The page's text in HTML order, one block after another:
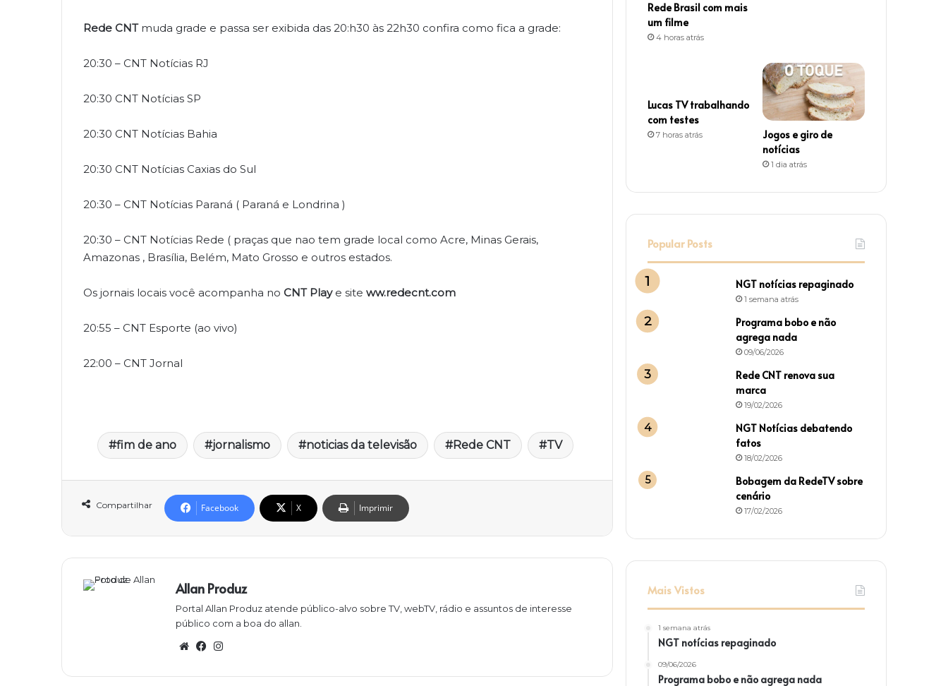
Rede CNTmuda grade e passa ser exibida das 20:h30 às 22h30 confira como fica a grade:
20:30 – CNT Notícias RJ
20:30 CNT Notícias SP
20:30 CNT Notícias Bahia
20:30 CNT Notícias Caxias do Sul
20:30 – CNT Notícias Paraná ( Paraná e Londrina )
20:30 – CNT Notícias Rede ( praças que nao tem grade local como Acre, Minas Gerais,
Amazonas , Brasília, Belém, Mato Grosso e outros estados.
Os jornais locais você acompanha no CNT Playe site ww.redecnt.com
20:55 – CNT Esporte (ao vivo)
22:00 – CNT Jornal
fim de ano jornalismo noticias da televisão Rede CNT TV
Compartilhar Facebook X Imprimir
Allan Produz
Portal Allan Produz atende público-alvo sobre TV, webTV, rádio e assuntos de interesse
público com a boa do allan.
W
sit
Fa
bogra
Rede Brasil com mais
um filme
4 horas atrás
Lucas TV trabalhando
com testes
7 horas atrás
Jogos e giro de
notícias
1 dia atrás
Popular Posts
NGT notícias repaginado
1 semana atrás
Programa bobo e não
agrega nada
09/06/2026
Rede CNT renova sua
marca
19/02/2026
NGT Notícias debatendo
fatos
18/02/2026
Bobagem da RedeTV sobre
cenário
17/02/2026
Mais Vistos
1 semana atrás
NGT notícias repaginado
09/06/2026
Programa bobo e não agrega nada